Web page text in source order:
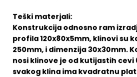
Teški materjali:
Konstrukcija odnosno ram
profila 120x80x5mm, klinovi su
250mm, i dimenzija 30x30mm.
nosi klinove je od kutijastih cevi
svakog klina ima kvadratnu